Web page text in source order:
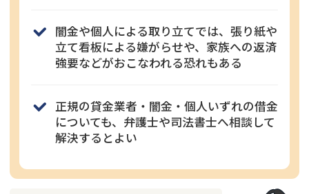
闇金や個人による取り立てでは、張り紙や
立て看板による嫌がらせや、家族への返済
強要などがおこなわれる恐れもある
正規の貸金業者・闇金・個人いずれの借金
についても、弁護士や司法書士へ相談して
解決するとよい